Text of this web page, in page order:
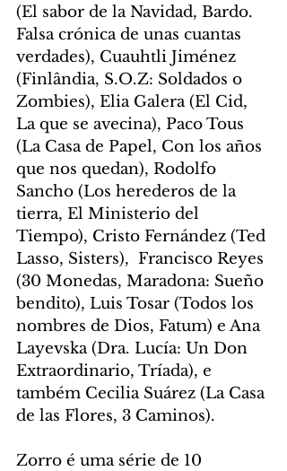
(El sabor de la Navidad, Bardo.
Falsa crónica de unas cuantas
verdades), Cuauhtli Jiménez
(Finlândia, S.O.Z: Soldados o
Zombies), Elia Galera (El Cid,
La que se avecina), Paco Tous
(La Casa de Papel, Con los años
que nos quedan), Rodolfo
Sancho (Los herederos de la
tierra, El Ministerio del
Tiempo), Cristo Fernández (Ted
Lasso, Sisters),  Francisco Reyes
(30 Monedas, Maradona: Sueño
bendito), Luis Tosar (Todos los
nombres de Dios, Fatum) e Ana
Layevska (Dra. Lucía: Un Don
Extraordinario, Tríada), e
também Cecilia Suárez (La Casa
de las Flores, 3 Caminos).
Zorro é uma série de 10